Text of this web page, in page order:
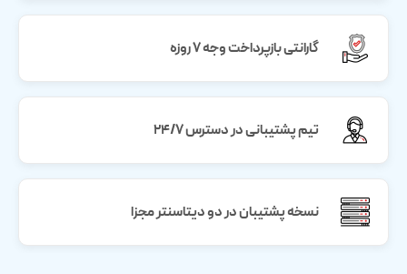
گارانتی بازپرداخت وجه ۷ روزه
تیم پشتیبانی در دسترس ۲۴/۷
نسخه پشتیبان در دو دیتاسنتر مجزا